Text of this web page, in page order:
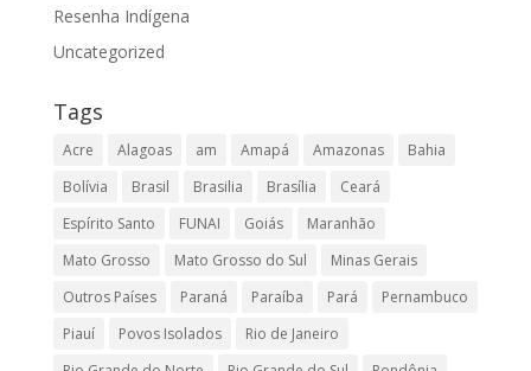
Resenha Indígena
Uncategorized
Tags
Acre Alagoas am Amapá Amazonas
Bahia
Bolívia
Brasil Brasilia Brasília
Ceará
Espírito Santo
FUNAI Goiás
Maranhão
Mato Grosso
Mato Grosso do Sul
Minas Gerais
Outros Países
Paraná Paraíba Pará
Pernambuco
Piauí
Povos Isolados
Rio de Janeiro